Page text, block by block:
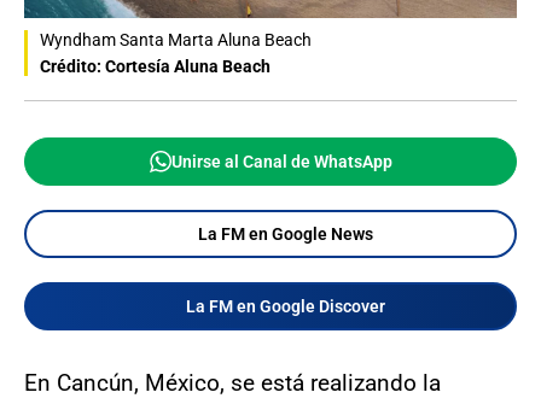
Wyndham Santa Marta Aluna Beach
Crédito: Cortesía Aluna Beach
Unirse al Canal de WhatsApp
La FM en Google News
La FM en Google Discover
En Cancún, México, se está realizando la